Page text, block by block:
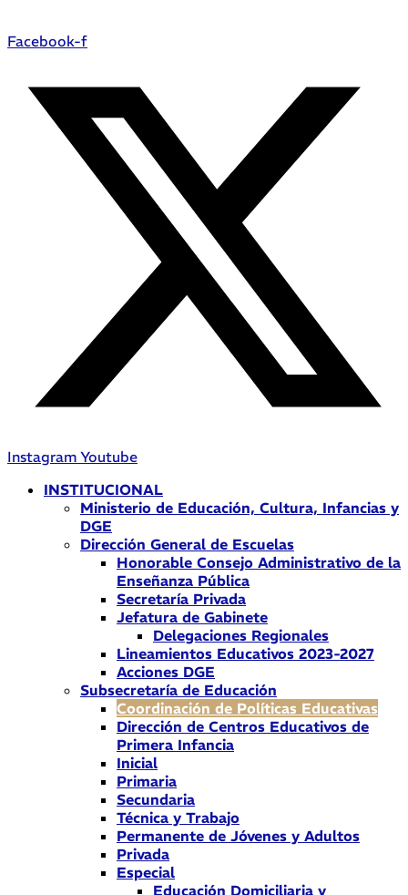
Facebook-f
Instagram Youtube
INSTITUCIONAL
Ministerio de Educación, Cultura, Infancias y
DGE
Dirección General de Escuelas
Honorable Consejo Administrativo de la
Enseñanza Pública
Secretaría Privada
Jefatura de Gabinete
Delegaciones Regionales
Lineamientos Educativos 2023-2027
Acciones DGE
Subsecretaría de Educación
Coordinación de Políticas Educativas
Dirección de Centros Educativos de
Primera Infancia
Inicial
Primaria
Secundaria
Técnica y Trabajo
Permanente de Jóvenes y Adultos
Privada
Especial
Educación Domiciliaria y